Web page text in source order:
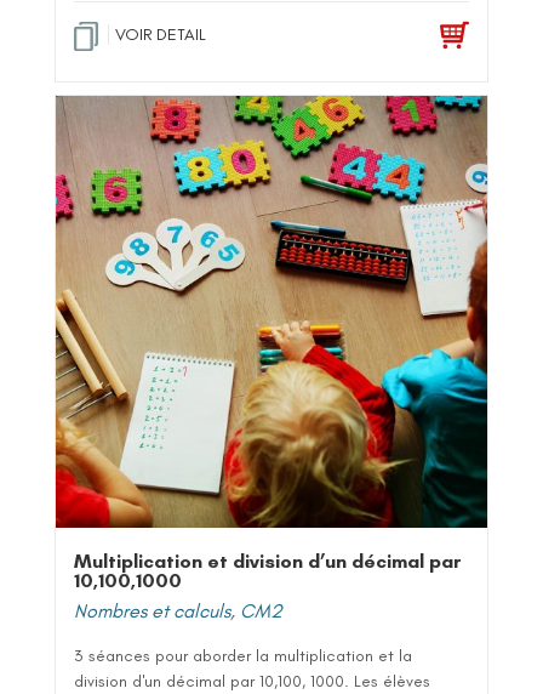
VOIR DETAIL
Multiplication et division d’un décimal par
10,100,1000
Nombres et calculs, CM2
3 séances pour aborder la multiplication et la
division d'un décimal par 10,100, 1000. Les élèves